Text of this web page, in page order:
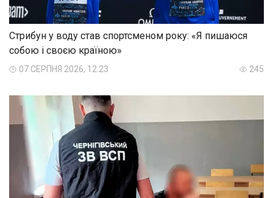
Стрибун у воду став спортсменом року: «Я пишаюся
собою і своєю країною»
07 СЕРПНЯ 2026, 12:23 245